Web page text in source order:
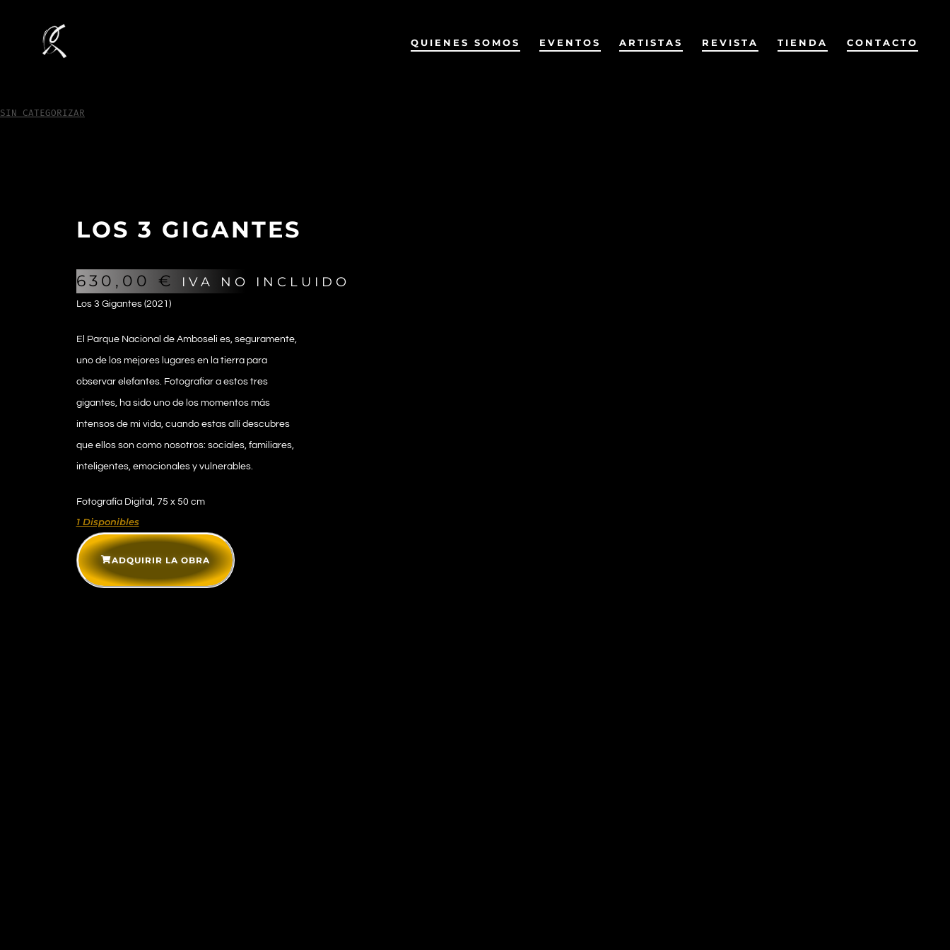
QUIENES SOMOS EVENTOS ARTISTAS REVISTA TIENDA CONTACTO
SIN CATEGORIZAR
LOS 3 GIGANTES
630,00 € IVA NO INCLUIDO
Los 3 Gigantes (2021)
El Parque Nacional de Amboseli es, seguramente,
uno de los mejores lugares en la tierra para
observar elefantes. Fotografiar a estos tres
gigantes, ha sido uno de los momentos más
intensos de mi vida, cuando estas allí descubres
que ellos son como nosotros: sociales, familiares,
inteligentes, emocionales y vulnerables.
Fotografía Digital, 75 x 50 cm
1 Disponibles
ADQUIRIR LA OBRA